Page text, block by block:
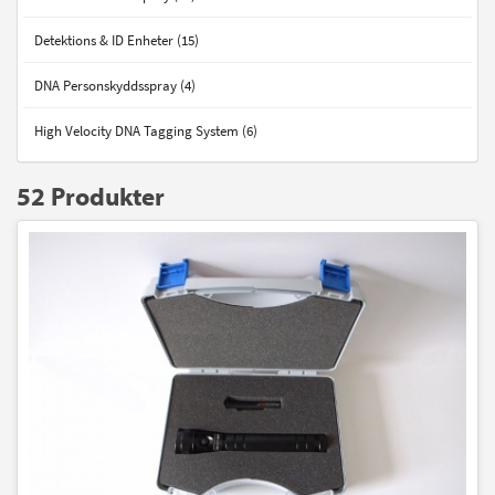
Detektions & ID Enheter (15)
DNA Personskyddsspray (4)
High Velocity DNA Tagging System (6)
52 Produkter